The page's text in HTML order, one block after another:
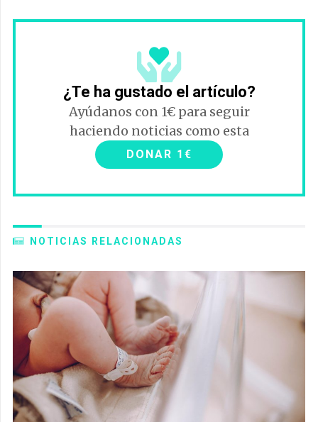
¿Te ha gustado el artículo?
Ayúdanos con 1€ para seguir
haciendo noticias como esta
DONAR 1€
NOTICIAS RELACIONADAS